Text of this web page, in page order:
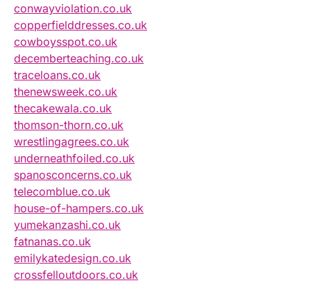
conwayviolation.co.uk
copperfielddresses.co.uk
cowboysspot.co.uk
decemberteaching.co.uk
traceloans.co.uk
thenewsweek.co.uk
thecakewala.co.uk
thomson-thorn.co.uk
wrestlingagrees.co.uk
underneathfoiled.co.uk
spanosconcerns.co.uk
telecomblue.co.uk
house-of-hampers.co.uk
yumekanzashi.co.uk
fatnanas.co.uk
emilykatedesign.co.uk
crossfelloutdoors.co.uk